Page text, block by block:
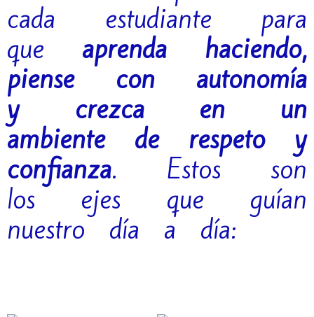
cada estudiante para
que aprenda haciendo,
piense con autonomía
y crezca en un
ambiente de respeto y
confianza. Estos son
los ejes que guían
nuestro día a día: